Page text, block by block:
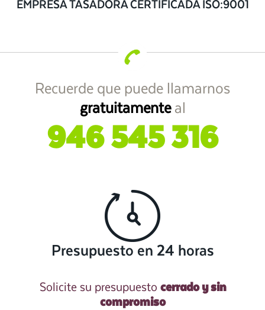
EMPRESA TASADORA CERTIFICADA ISO:9001
Recuerde que puede llamarnos
gratuitamenteal
946 545 316
Presupuesto en 24 horas
Solicite su presupuesto cerrado y sin
compromiso